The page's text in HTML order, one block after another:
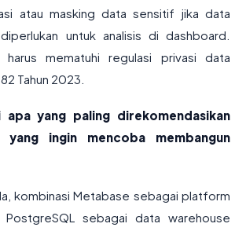
atau masking data sensitif jika data
untuk analisis di dashboard.
harus mematuhi regulasi privasi data
Tahun 2023.
apa yang paling direkomendasikan
yang ingin mencoba membangun
kombinasi Metabase sebagai platform
sebagai data warehouse